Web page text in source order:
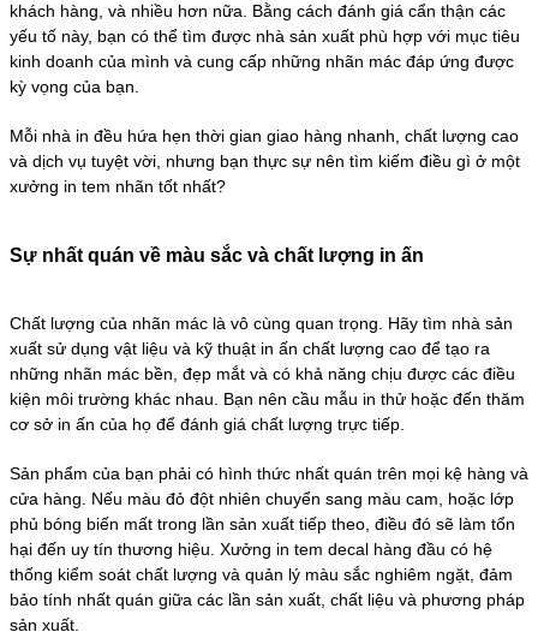
khách hàng, và nhiều hơn nữa. Bằng cách đánh giá cẩn thận các
yếu tố này, bạn có thể tìm được nhà sản xuất phù hợp với mục tiêu
kinh doanh của mình và cung cấp những nhãn mác đáp ứng được
kỳ vọng của bạn.
Mỗi nhà in đều hứa hẹn thời gian giao hàng nhanh, chất lượng cao
và dịch vụ tuyệt vời, nhưng bạn thực sự nên tìm kiếm điều gì ở một
xưởng in tem nhãn tốt nhất?
Sự nhất quán về màu sắc và chất lượng in ấn
Chất lượng của nhãn mác là vô cùng quan trọng. Hãy tìm nhà sản
xuất sử dụng vật liệu và kỹ thuật in ấn chất lượng cao để tạo ra
những nhãn mác bền, đẹp mắt và có khả năng chịu được các điều
kiện môi trường khác nhau. Bạn nên cầu mẫu in thử hoặc đến thăm
cơ sở in ấn của họ để đánh giá chất lượng trực tiếp.
Sản phẩm của bạn phải có hình thức nhất quán trên mọi kệ hàng và
cửa hàng. Nếu màu đỏ đột nhiên chuyển sang màu cam, hoặc lớp
phủ bóng biến mất trong lần sản xuất tiếp theo, điều đó sẽ làm tổn
hại đến uy tín thương hiệu. Xưởng in tem decal hàng đầu có hệ
thống kiểm soát chất lượng và quản lý màu sắc nghiêm ngặt, đảm
bảo tính nhất quán giữa các lần sản xuất, chất liệu và phương pháp
sản xuất.